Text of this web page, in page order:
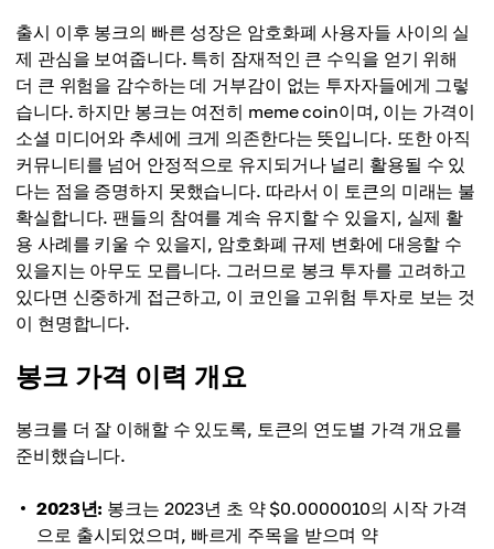
출시 이후 봉크의 빠른 성장은 암호화폐 사용자들 사이의 실
제 관심을 보여줍니다. 특히 잠재적인 큰 수익을 얻기 위해
더 큰 위험을 감수하는 데 거부감이 없는 투자자들에게 그렇
습니다. 하지만 봉크는 여전히 meme coin이며, 이는 가격이
소셜 미디어와 추세에 크게 의존한다는 뜻입니다. 또한 아직
커뮤니티를 넘어 안정적으로 유지되거나 널리 활용될 수 있
다는 점을 증명하지 못했습니다. 따라서 이 토큰의 미래는 불
확실합니다. 팬들의 참여를 계속 유지할 수 있을지, 실제 활
용 사례를 키울 수 있을지, 암호화폐 규제 변화에 대응할 수
있을지는 아무도 모릅니다. 그러므로 봉크 투자를 고려하고
있다면 신중하게 접근하고, 이 코인을 고위험 투자로 보는 것
이 현명합니다.
봉크 가격 이력 개요
봉크를 더 잘 이해할 수 있도록, 토큰의 연도별 가격 개요를
준비했습니다.
2023년: 봉크는 2023년 초 약 $0.0000010의 시작 가격
으로 출시되었으며, 빠르게 주목을 받으며 약